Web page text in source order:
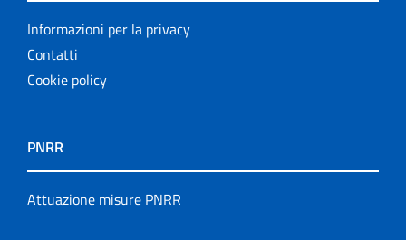
Informazioni per la privacy
Contatti
Cookie policy
PNRR
Attuazione misure PNRR